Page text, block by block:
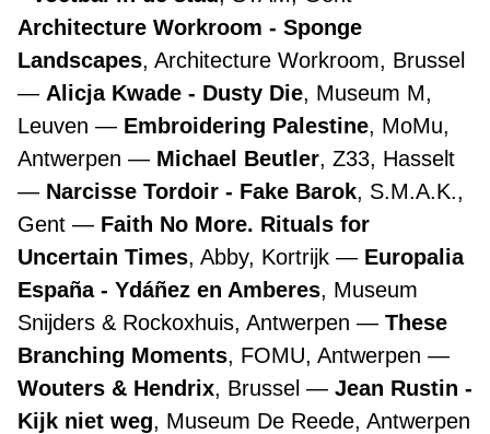
Architecture Workroom - Sponge
Landscapes, Architecture Workroom, Brussel
Alicja Kwade - Dusty Die, Museum M,
Leuven
Embroidering Palestine, MoMu,
Antwerpen
Michael Beutler, Z33, Hasselt
Narcisse Tordoir - Fake Barok, S.M.A.K.,
Gent
Faith No More. Rituals for
Uncertain Times, Abby, Kortrijk
Europalia
España - Ydáñez en Amberes, Museum
Snijders & Rockoxhuis, Antwerpen
These
Branching Moments, FOMU, Antwerpen
Wouters & Hendrix, Brussel
Jean Rustin -
Kijk niet weg, Museum De Reede, Antwerpen